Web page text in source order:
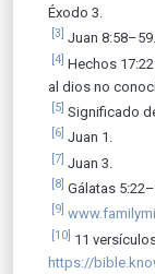
Éxodo 3.
[3] Juan 8:58–59.
[4] Hechos
al dios no
[5] Significado
[6] Juan 1.
[7] Juan 3.
[8] Gálatas
[9]
[10] 11
https://